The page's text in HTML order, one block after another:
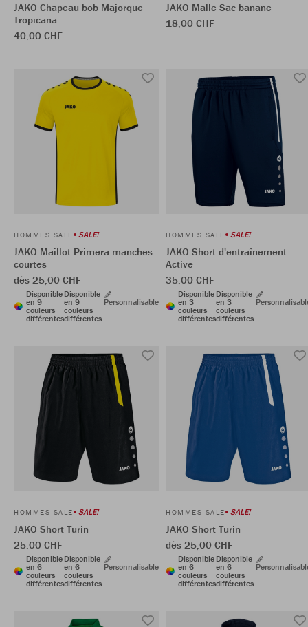
JAKO Chapeau bob Majorque
Tropicana
40,00 CHF
JAKO Malle Sac banane
18,00 CHF
HOMMES SALE SALE!
JAKO Maillot Primera manches
courtes
dès 25,00 CHF
Disponible
en 9
couleurs
différentes
Disponible
en 9
couleurs
différentes
Personnalisable
HOMMES SALE SALE!
JAKO Short d'entraînement
Active
35,00 CHF
Disponible
en 3
couleurs
différentes
Disponible
en 3
couleurs
différentes
HOMMES SALE SALE!
JAKO Short Turin
25,00 CHF
Disponible
en 6
couleurs
différentes
Disponible
en 6
couleurs
différentes
Personnalisable
HOMMES SALE SALE!
JAKO Short Turin
dès 25,00 CHF
Disponible
en 6
couleurs
différentes
Disponible
en 6
couleurs
différentes